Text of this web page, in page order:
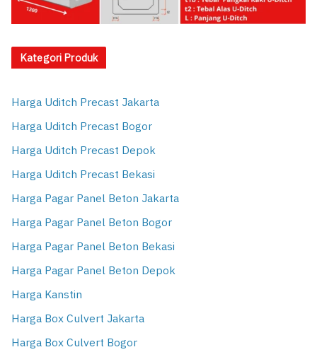
Kategori Produk
Harga Uditch Precast Jakarta
Harga Uditch Precast Bogor
Harga Uditch Precast Depok
Harga Uditch Precast Bekasi
Harga Pagar Panel Beton Jakarta
Harga Pagar Panel Beton Bogor
Harga Pagar Panel Beton Bekasi
Harga Pagar Panel Beton Depok
Harga Kanstin
Harga Box Culvert Jakarta
Harga Box Culvert Bogor